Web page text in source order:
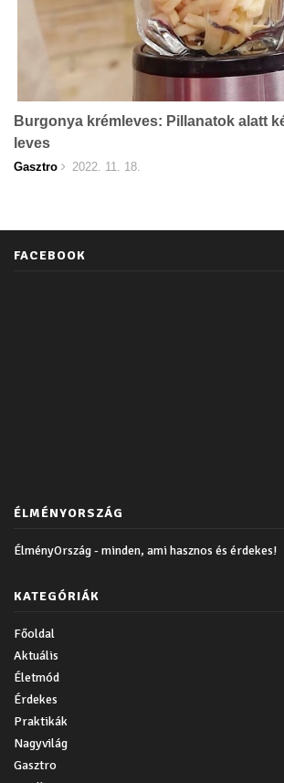
Burgonya krémleves: Pillanatok alatt
leves
Gasztro 2022. 11. 18.
FACEBOOK
ÉLMÉNYORSZÁG
ÉlményOrszág - minden, ami hasznos és érdekes!
KATEGÓRIÁK
Főoldal
Aktuális
Életmód
Érdekes
Praktikák
Nagyvilág
Gasztro